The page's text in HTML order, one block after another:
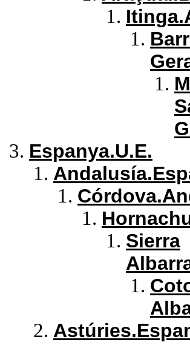
Espanya.U.E.
Sierra